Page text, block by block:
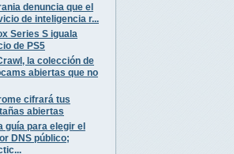
denuncia que el
de inteligencia r...
Series S iguala
de PS5
la colección de
abiertas que no
cifrará tus
abiertas
guía para elegir el
DNS público;